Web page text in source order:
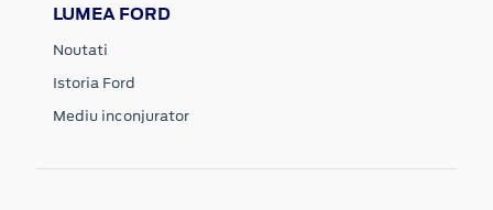
LUMEA FORD
Noutati
Istoria Ford
Mediu inconjurator